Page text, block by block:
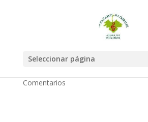
Seleccionar página
¡¡Agur José Luis eta
eskerrik asko!!
Comentarios